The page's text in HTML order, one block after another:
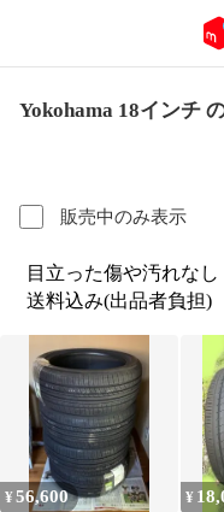
Yokohama 18インチ
販売中のみ表示
目立った傷や汚れなし
送料込み(出品者負担)
¥56,600 ¥